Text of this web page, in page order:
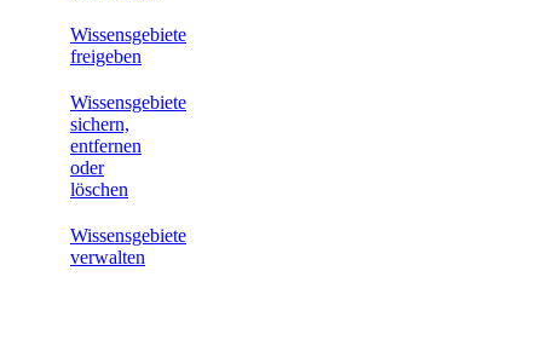
Wissensgebiete
freigeben
Wissensgebiete
sichern,
entfernen
oder
löschen
Wissensgebiete
verwalten